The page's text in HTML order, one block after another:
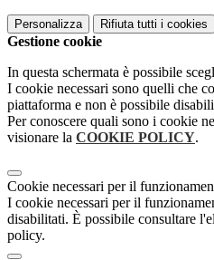
Personalizza Rifiuta tutti i cookies
Gestione cookie
In questa schermata è possibile
I cookie necessari sono quelli che
piattaforma e non è possibile
Per conoscere quali sono i cookie
visionare la COOKIE POLICY.
Cookie necessari per il
I cookie necessari per il
disabilitati. È possibile consultare
policy.